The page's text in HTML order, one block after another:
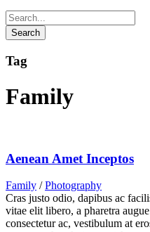
Tag
Family
Aenean Amet Inceptos
Family / Photography
Cras justo odio, dapibus ac
vitae elit libero, a pharetra
consectetur ac, vestibulum at